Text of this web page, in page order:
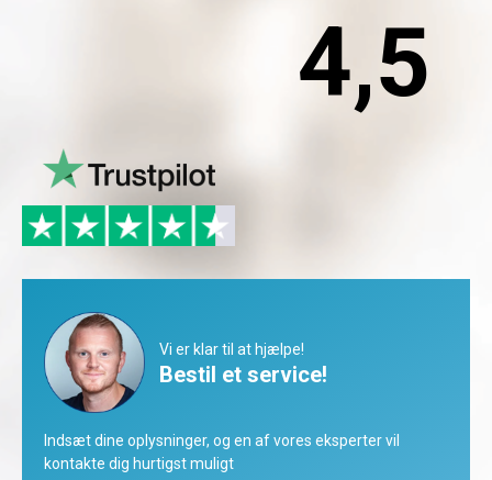
4,5
Vi er klar til at hjælpe!
Bestil et service!
Indsæt dine oplysninger, og en af vores eksperter vil
kontakte dig hurtigst muligt